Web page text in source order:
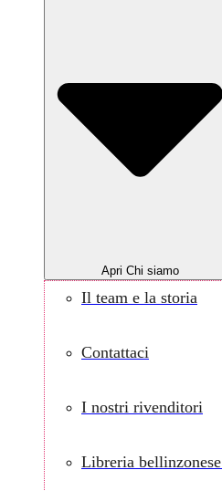
Apri Chi siamo
Il team e la storia
Contattaci
I nostri rivenditori
Libreria